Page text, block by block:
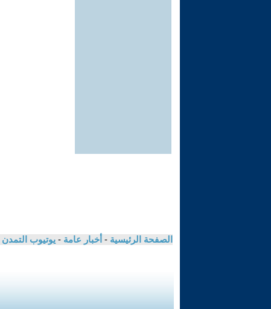
الصفحة الرئيسية - أخبار عامة - يوتيوب التمدن